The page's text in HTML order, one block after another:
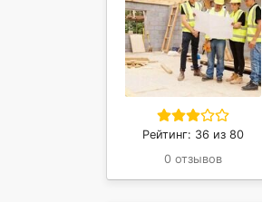
Рейтинг: 36 из 80
0 отзывов